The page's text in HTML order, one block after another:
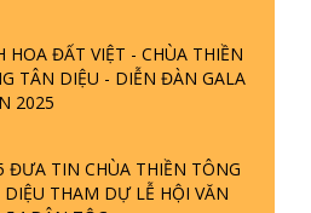
HOA ĐẤT VIỆT - CHÙA THIỀN
TÂN DIỆU - DIỄN ĐÀN GALA
2025
ĐƯA TIN CHÙA THIỀN TÔNG
DIỆU THAM DỰ LỄ HỘI VĂN